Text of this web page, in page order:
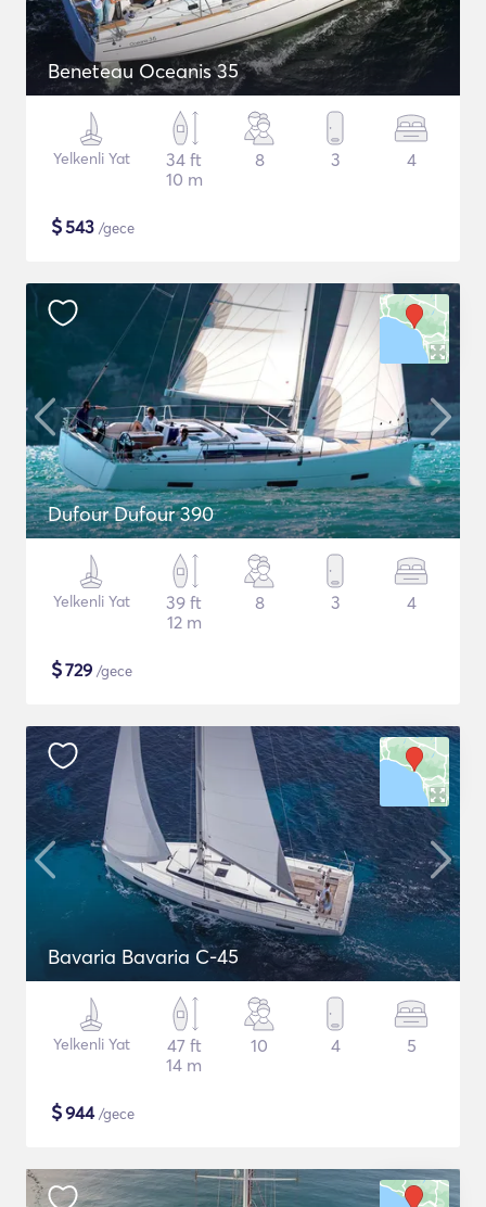
Beneteau Oceanis 35
Yelkenli Yat
34 ft
10 m
8 3 4
$543 /gece
Dufour Dufour 390
Yelkenli Yat
39 ft
12 m
8 3 4
$729 /gece
Bavaria Bavaria C-45
Yelkenli Yat
47 ft
14 m
10 4 5
$944/gece